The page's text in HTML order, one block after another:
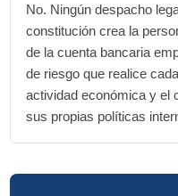
No. Ningún despacho
constitución crea la
de la cuenta bancaria
de riesgo que realice
actividad económica y el
sus propias políticas